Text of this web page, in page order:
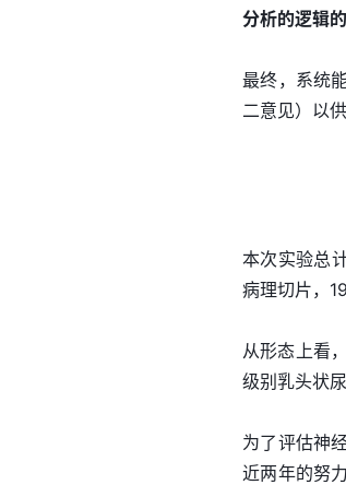
分析的逻辑的
最终，系统
二意见）以
本次实验总
病理切片，
从形态上看
级别乳头状
为了评估神
近两年的努